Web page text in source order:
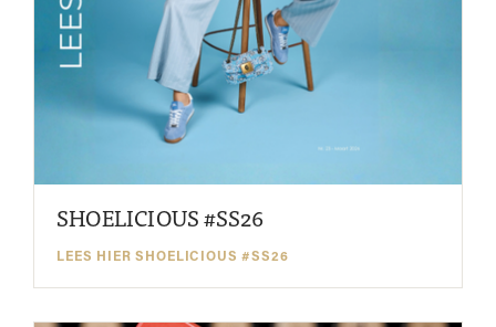
SHOELICIOUS #SS26
LEES HIER SHOELICIOUS #SS26